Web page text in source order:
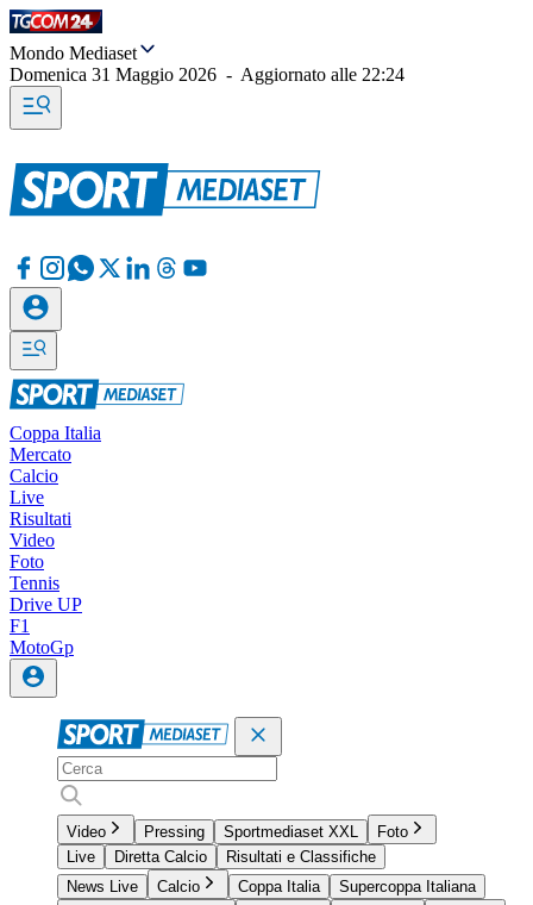
Mondo Mediaset
Domenica 31 Maggio 2026 - Aggiornato alle 22:24
Coppa Italia
Mercato
Calcio
Live
Risultati
Video
Foto
Tennis
Drive UP
F1
MotoGp
Video Pressing Sportmediaset XXL
Foto
Live
Diretta Calcio
Risultati e Classifiche
News Live
Calcio Coppa Italia
Supercoppa Italiana